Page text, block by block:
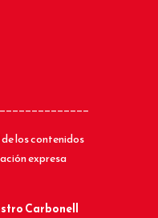
los contenidos
expresa
Carbonell